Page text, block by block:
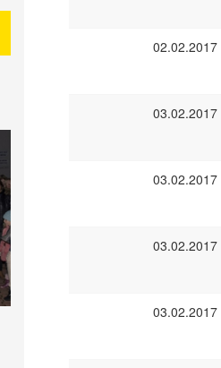
02.02.2017
03.02.2017
03.02.2017
03.02.2017
03.02.2017